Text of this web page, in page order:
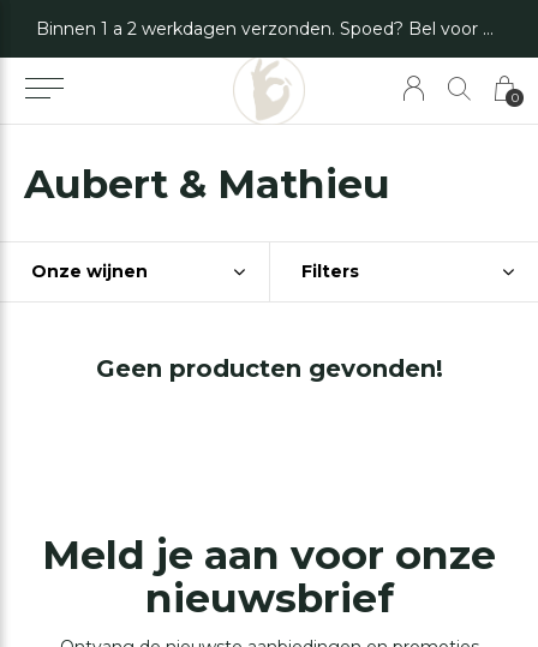
0
Binnen 1 a 2 werkdagen verzonden. Spoed? Bel voor de mogelijkheden.
Aubert & Mathieu
Onze wijnen Filters
Geen producten gevonden!
Meld je aan voor onze
nieuwsbrief